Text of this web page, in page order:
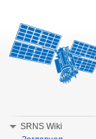
SRNS Wiki